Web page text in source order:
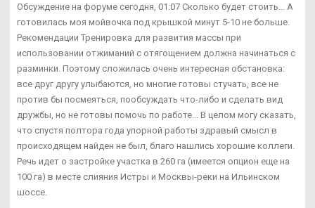
Обсуждение на форуме сегодня, 01:07 Сколько будет стоить... А
готовилась моя мойвочка под крышкой минут 5-10 не больше.
Рекомендации Тренировка для развития массы при
использовании отжиманий с отягощением должна начинаться с
разминки. Поэтому сложилась очень интересная обстановка:
все друг другу улыбаются, но многие готовы стучать, все не
против бы посмеяться, пообсуждать что-либо и сделать вид
дружбы, но не готовы помочь по работе... В целом могу сказать,
что спустя полтора года упорной работы здравый смысл в
происходящем найден не был, благо нашлись хорошие коллеги.
Речь идет о застройке участка в 260 га (имеется опцион еще на
100 га) в месте слияния Истры и Москвы-реки на Ильинском
шоссе.